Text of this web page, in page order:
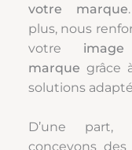
votre marque
plus, nous
votre
marque grâce
solutions
D’une part,
concevons des